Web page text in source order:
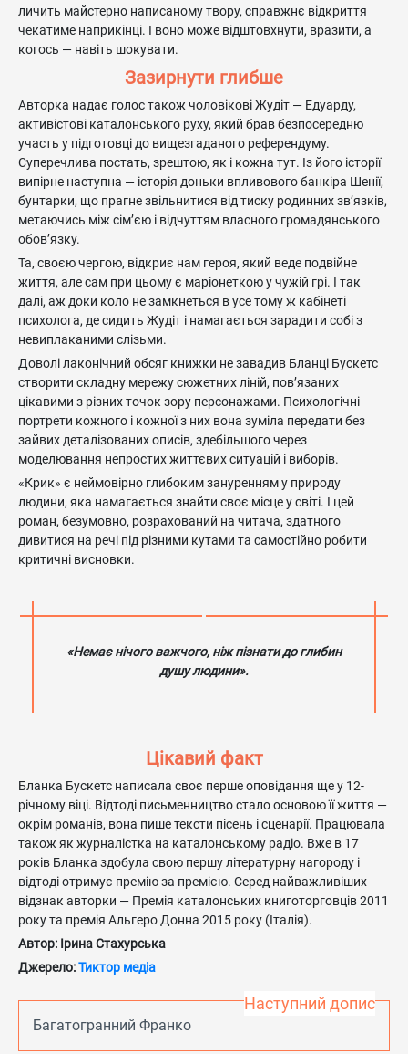
личить майстерно написаному твору, справжнє відкриття
чекатиме наприкінці. І воно може відштовхнути, вразити, а
когось — навіть шокувати.
Зазирнути глибше
Авторка надає голос також чоловікові Жудіт — Едуарду,
активістові каталонського руху, який брав безпосередню
участь у підготовці до вищезгаданого референдуму.
Суперечлива постать, зрештою, як і кожна тут. Із його історії
випірне наступна — історія доньки впливового банкіра Шенії,
бунтарки, що прагне звільнитися від тиску родинних зв’язків,
метаючись між сім’єю і відчуттям власного громадянського
обов’язку.
Та, своєю чергою, відкриє нам героя, який веде подвійне
життя, але сам при цьому є маріонеткою у чужій грі. І так
далі, аж доки коло не замкнеться в усе тому ж кабінеті
психолога, де сидить Жудіт і намагається зарадити собі з
невиплаканими слізьми.
Доволі лаконічний обсяг книжки не завадив Бланці Бускетс
створити складну мережу сюжетних ліній, пов’язаних
цікавими з різних точок зору персонажами. Психологічні
портрети кожного і кожної з них вона зуміла передати без
зайвих деталізованих описів, здебільшого через
моделювання непростих життєвих ситуацій і виборів.
«Крик» є неймовірно глибоким зануренням у природу
людини, яка намагається знайти своє місце у світі. І цей
роман, безумовно, розрахований на читача, здатного
дивитися на речі під різними кутами та самостійно робити
критичні висновки.
«Немає нічого важчого, ніж пізнати до глибин
душу людини».
Цікавий факт
Бланка Бускетс написала своє перше оповідання ще у 12-
річному віці. Відтоді письменництво стало основою її життя —
окрім романів, вона пише тексти пісень і сценарії. Працювала
також як журналістка на каталонському радіо. Вже в 17
років Бланка здобула свою першу літературну нагороду і
відтоді отримує премію за премією. Серед найважливіших
відзнак авторки — Премія каталонських книготорговців 2011
року та премія Альгеро Донна 2015 року (Італія).
Автор: Ірина Стахурська
Джерело:Тиктор медіа
Наступний допис
Багатогранний Франко